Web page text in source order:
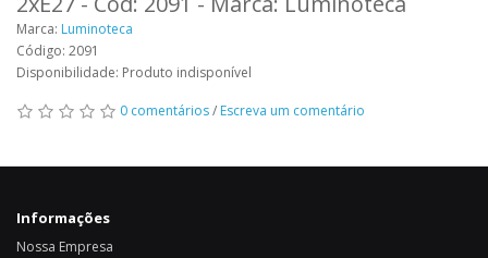
Marca: Luminoteca
Código: 2091
Disponibilidade: Produto indisponível
0 comentários/ Escreva um comentário
Informações
Nossa Empresa